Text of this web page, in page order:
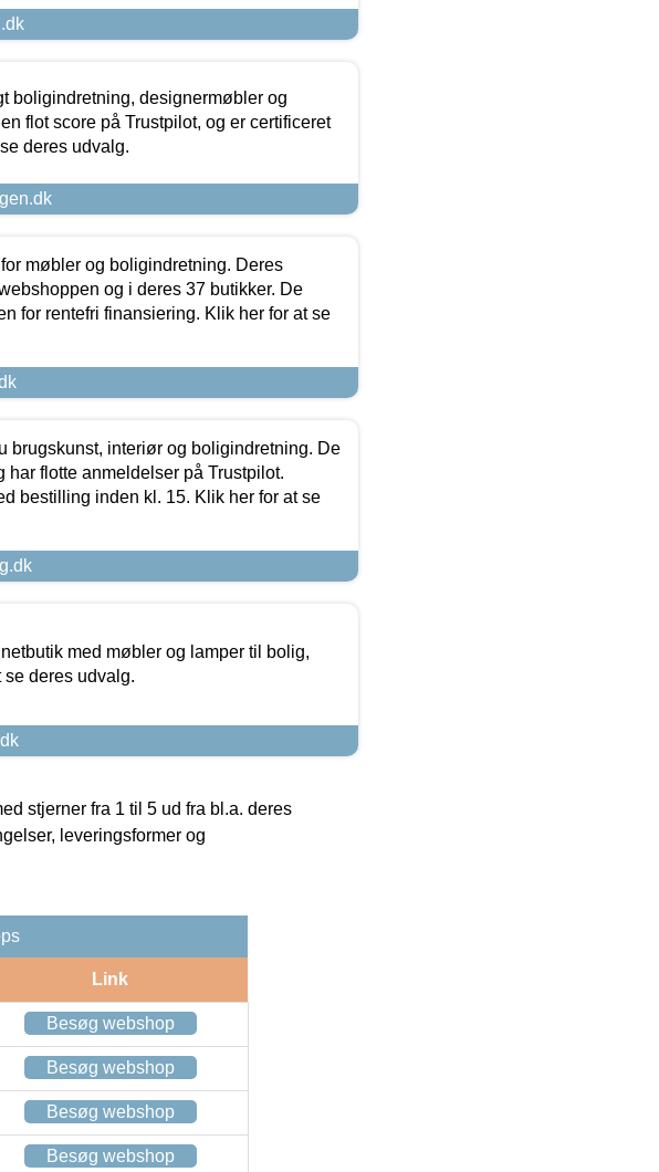
boligindretning, designermøbler og
flot score på Trustpilot, og er certificeret
deres udvalg.
møbler og boligindretning. Deres
og i deres 37 butikker. De
for rentefri finansiering. Klik her for at se
brugskunst, interiør og boligindretning. De
flotte anmeldelser på Trustpilot.
bestilling inden kl. 15. Klik her for at se
med møbler og lamper til bolig,
se deres udvalg.
stjerner fra 1 til 5 ud fra bl.a. deres
leveringsformer og
Link
Besøg webshop
Besøg webshop
Besøg webshop
Besøg webshop